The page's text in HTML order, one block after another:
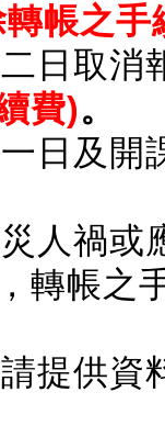
帳之手
日 取消
費)。
日及開
人禍或
轉帳之
提供資